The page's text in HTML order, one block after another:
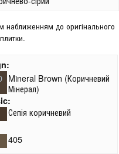
наближенням до оригінального
Mineral Brown (Коричневий
Мінерал)
Сепія коричневий
405